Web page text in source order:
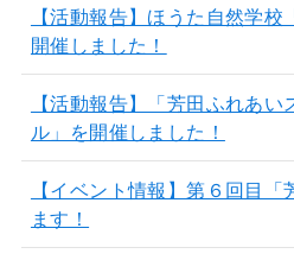
【活動報告】ほうた自然学
開催しました！
【活動報告】「芳田ふれあ
ル」を開催しました！
【イベント情報】第６回目
ます！